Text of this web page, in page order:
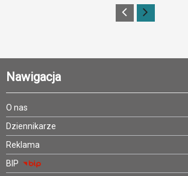
Nawigacja
O nas
Dziennikarze
Reklama
BIP